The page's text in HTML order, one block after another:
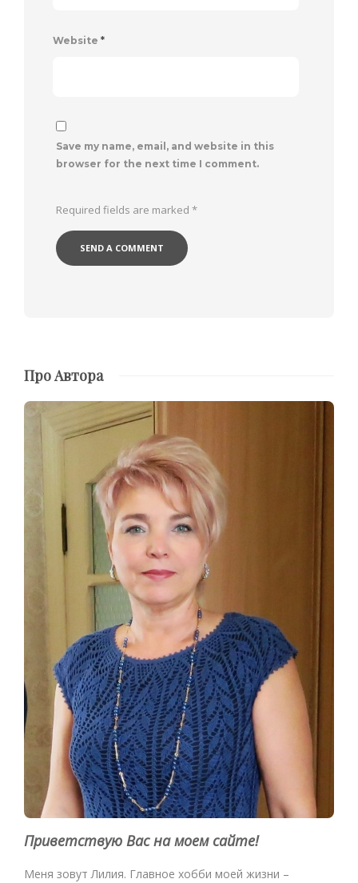
Website *
Save my name, email, and website in this
browser for the next time I comment.
Required fields are marked *
Про Автора
Приветствую Вас на моем сайте!
Меня зовут Лилия. Главное хобби моей жизни –